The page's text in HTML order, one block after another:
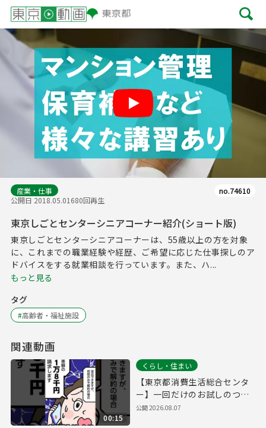
産業・仕事
公開日 2018.05.01680回再生
no.74610
東京しごとセンターシニアコーナー紹介(ショート版)
東京しごとセンターシニアコーナーは、55歳以上の方を対象
に、これまでの職業経験や経歴、ご希望に応じた仕事探しのア
ドバイスをする就業相談を行っています。また、ハ...
もっと見る
タグ
#高齢者・福祉施設
関連動画
00:15
くらし・住まい
【東京都消費生活総合センタ
ー】一回だけのお試しのつも
りだったのに…定期購入編
公開2026.08.07